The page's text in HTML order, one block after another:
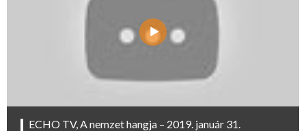
ECHO TV, A nemzet hangja – 2019. január 31.